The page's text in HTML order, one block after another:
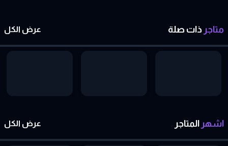
متاجر ذات صلة عرض الكل
اشهر المتاجر عرض الكل